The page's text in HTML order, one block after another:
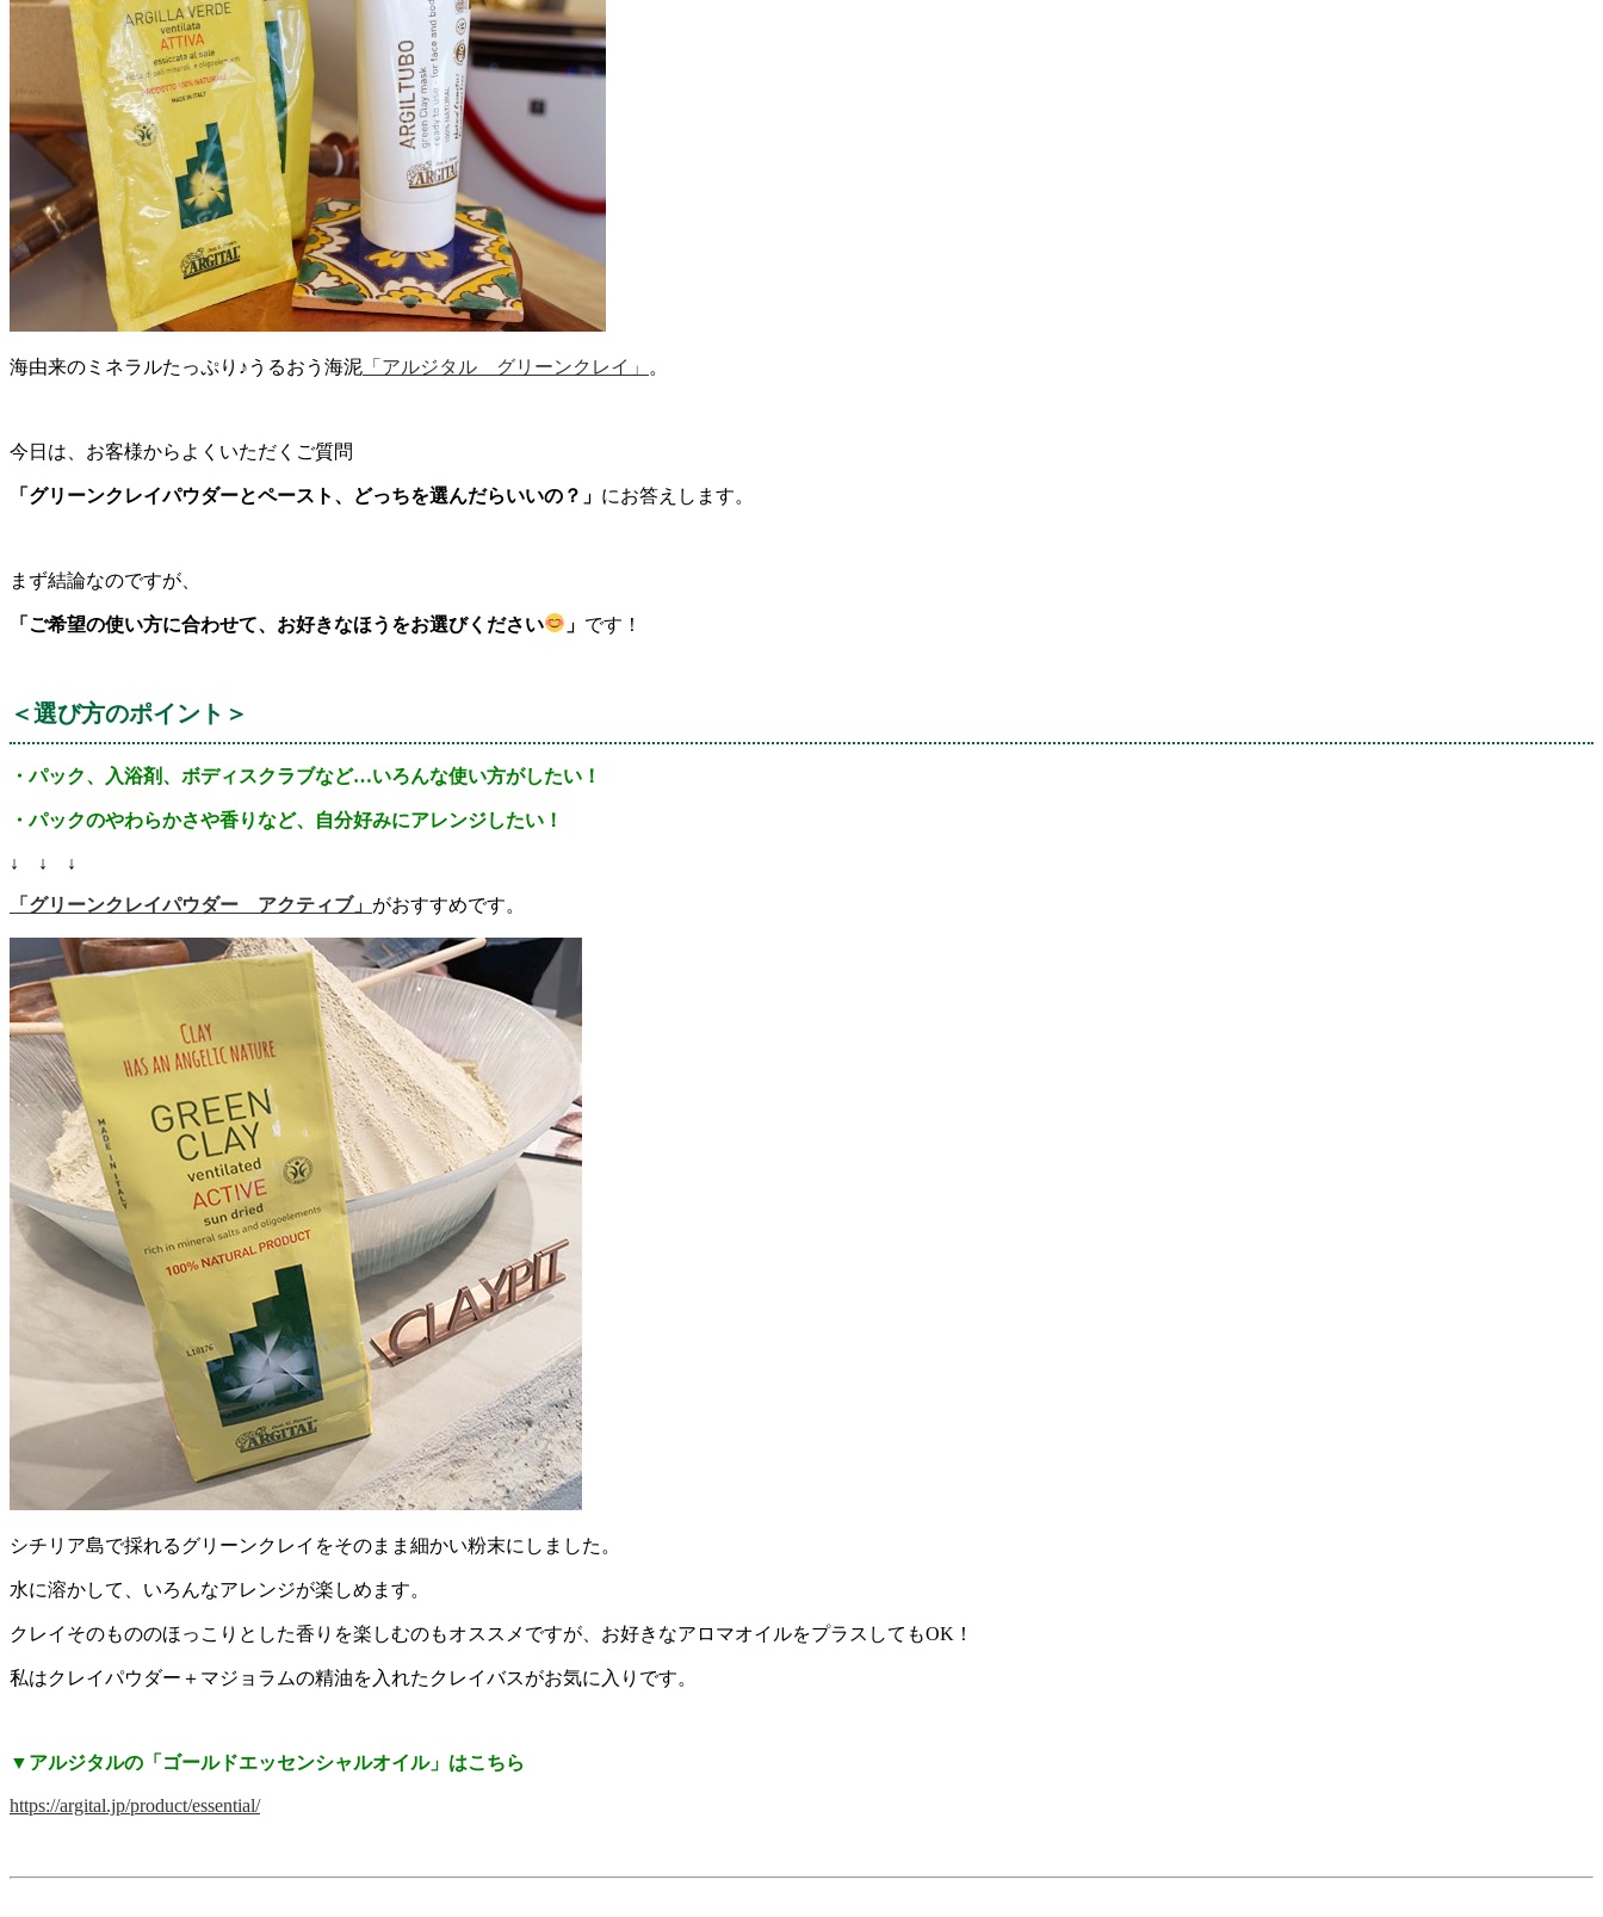
海由来のミネラルたっぷり♪うるおう海泥 「アルジタル グリーンクレイ」 。
今日は、お客様からよくいただくご質問
「グリーンクレイパウダーとペースト、どっちを選んだらいいの？」 にお答えします。
まず結論なのですが、
「ご希望の使い方に合わせて、お好きなほうをお選びください 」 です！
＜選び方のポイント＞
・パック、入浴剤、ボディスクラブなど…いろんな使い方がしたい！
・パックのやわらかさや香りなど、自分好みにアレンジしたい！
↓ ↓ ↓
「グリーンクレイパウダー アクティブ」 がおすすめです。
シチリア島で採れるグリーンクレイをそのまま細かい粉末にしました。
水に溶かして、いろんなアレンジが楽しめます。
クレイそのもののほっこりとした香りを楽しむのもオススメですが、お好きなアロマオイルをプラスしてもOK！
私はクレイパウダー＋マジョラムの精油を入れたクレイバスがお気に入りです。
▼アルジタルの「ゴールドエッセンシャルオイル」はこちら
https://argital.jp/product/essential/